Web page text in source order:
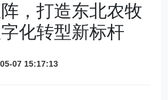
，打造东北农牧
化转型新标杆
07 15:17:13